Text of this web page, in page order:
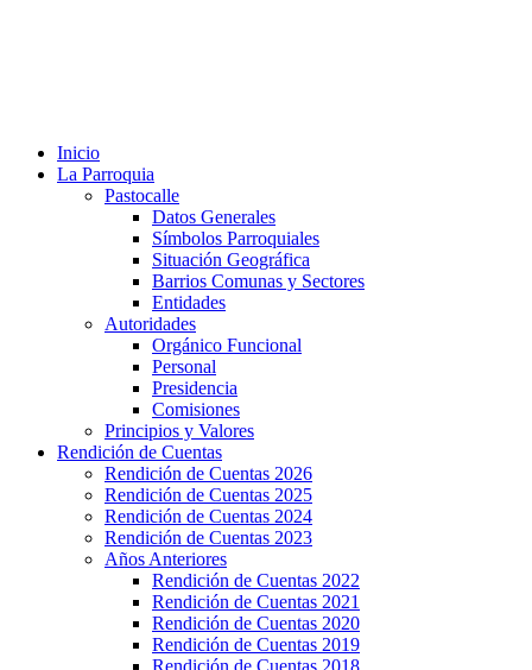
Inicio
La Parroquia
Pastocalle
Datos Generales
Símbolos Parroquiales
Situación Geográfica
Barrios Comunas y Sectores
Entidades
Autoridades
Orgánico Funcional
Personal
Presidencia
Comisiones
Principios y Valores
Rendición de Cuentas
Rendición de Cuentas 2026
Rendición de Cuentas 2025
Rendición de Cuentas 2024
Rendición de Cuentas 2023
Años Anteriores
Rendición de Cuentas 2022
Rendición de Cuentas 2021
Rendición de Cuentas 2020
Rendición de Cuentas 2019
Rendición de Cuentas 2018